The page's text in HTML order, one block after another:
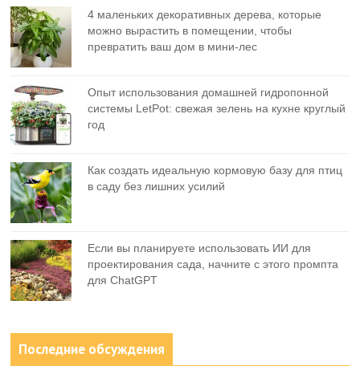
4 маленьких декоративных дерева, которые
можно вырастить в помещении, чтобы
превратить ваш дом в мини-лес
Опыт использования домашней гидропонной
системы LetPot: свежая зелень на кухне круглый
год
Как создать идеальную кормовую базу для птиц
в саду без лишних усилий
Если вы планируете использовать ИИ для
проектирования сада, начните с этого промпта
для ChatGPT
Последние обсуждения